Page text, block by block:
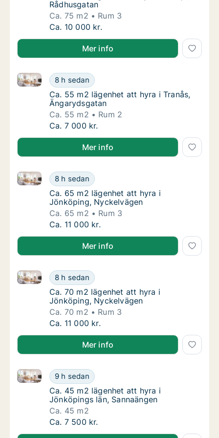
Rådhusgatan
Ca. 75 m2
Rum 3
Ca. 75 m2 lägenhet att hyra i Nässjö,
Ca. 10 000 kr.
Mer info
Ca. 55 m2 lägenhet att hyra i Tranås,
8 h sedan
Ca. 55 m2 lägenhet att hyra i Tranås, Ängarydsgatan
Ca. 55 m2 lägenhet att hyra i Tranås,
Ca. 55 m2 lägenhet att hyra i Tranås,
Ängarydsgatan
Ca. 55 m2
Rum 2
Ca. 55 m2 lägenhet att hyra i Tranås,
Ca. 7 000 kr.
Mer info
Ca. 65 m2 lägenhet att hyra i Jönköping,
8 h sedan
Ca. 65 m2 lägenhet att hyra i Jönköping,
Ca. 65 m2 lägenhet att hyra i Jönköping,
Ca. 65 m2 lägenhet att hyra i
Jönköping, Nyckelvägen
Ca. 65 m2
Rum 3
Ca. 65 m2 lägenhet att hyra i Jönköping,
Ca. 11 000 kr.
Mer info
Ca. 70 m2 lägenhet att hyra i Jönköping,
8 h sedan
Ca. 70 m2 lägenhet att hyra i Jönköping,
Ca. 70 m2 lägenhet att hyra i Jönköping,
Ca. 70 m2 lägenhet att hyra i
Jönköping, Nyckelvägen
Ca. 70 m2
Rum 3
Ca. 70 m2 lägenhet att hyra i Jönköping,
Ca. 11 000 kr.
Mer info
Ca. 45 m2 lägenhet att hyra i Jönköpings
9 h sedan
Ca. 45 m2 lägenhet att hyra i Jönköpings län,
Ca. 45 m2 lägenhet att hyra i Jönköpings
Ca. 45 m2 lägenhet att hyra i
Jönköpings län, Sannaängen
Ca. 45 m2
Ca. 45 m2 lägenhet att hyra i Jönköpings
Ca. 7 500 kr.